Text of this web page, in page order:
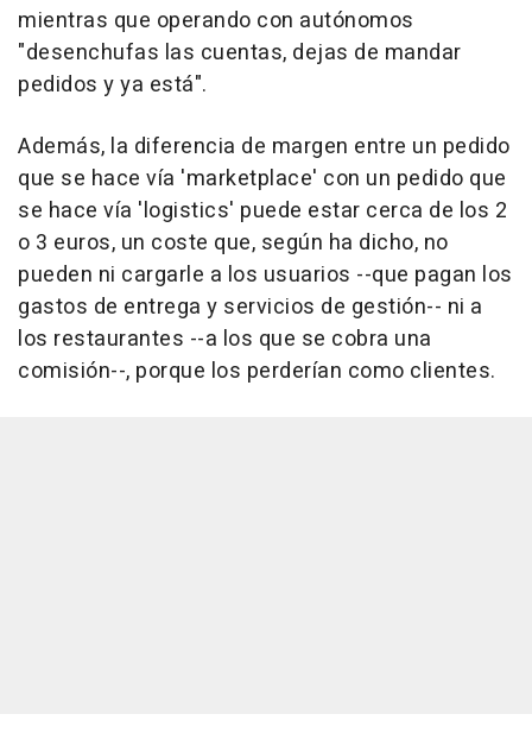
mientras que operando con autónomos
"desenchufas las cuentas, dejas de mandar
pedidos y ya está".
Además, la diferencia de margen entre un pedido
que se hace vía 'marketplace' con un pedido que
se hace vía 'logistics' puede estar cerca de los 2
o 3 euros, un coste que, según ha dicho, no
pueden ni cargarle a los usuarios --que pagan los
gastos de entrega y servicios de gestión-- ni a
los restaurantes --a los que se cobra una
comisión--, porque los perderían como clientes.